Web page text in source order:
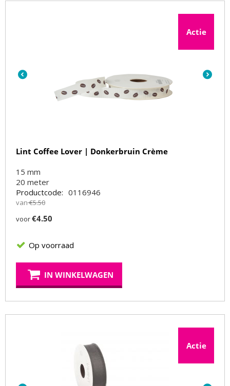
Actie
Lint Coffee Lover | Donkerbruin Crème
15 mm
20 meter
Productcode: 0116946
van €5.50
voor€4.50
Op voorraad
IN WINKELWAGEN
Actie